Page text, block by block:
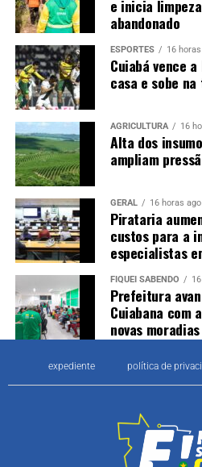
e inicia
abandonado
ESPORTES 16
Cuiabá vence
casa e sobe
AGRICULTURA 16
Alta dos
ampliam
GERAL 16 horas ago
Pirataria
custos para a
especialistas
FIQUEI SABENDO
Prefeitura
Cuiabana com
novas
expediente política de